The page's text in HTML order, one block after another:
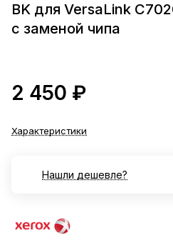
BK для VersaLink
с заменой чипа
2 450 ₽
Характеристики
Нашли дешевле?